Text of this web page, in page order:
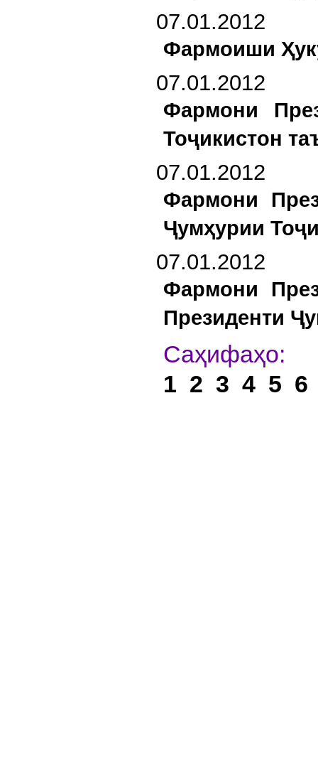
07.01.2012
Фармоиши
07.01.2012
Фармони
Тоҷикистон
07.01.2012
Фармони
Ҷумҳурии
07.01.2012
Фармони
Президенти
1 2 3 4 5 6